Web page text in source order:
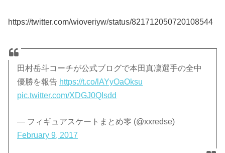
https://twitter.com/wioveriyw/status/821712050720108544
田村岳斗コーチが公式ブログで本田真凜選手の全中
優勝を報告 https://t.co/lAYyOaOksu
pic.twitter.com/XDGJ0QIsdd
— フィギュアスケートまとめ零 (@xxredse)
February 9, 2017